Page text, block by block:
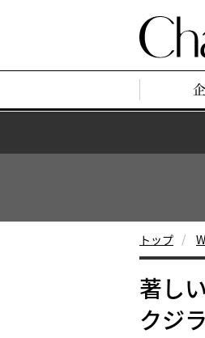
トップ
著し
クジラ